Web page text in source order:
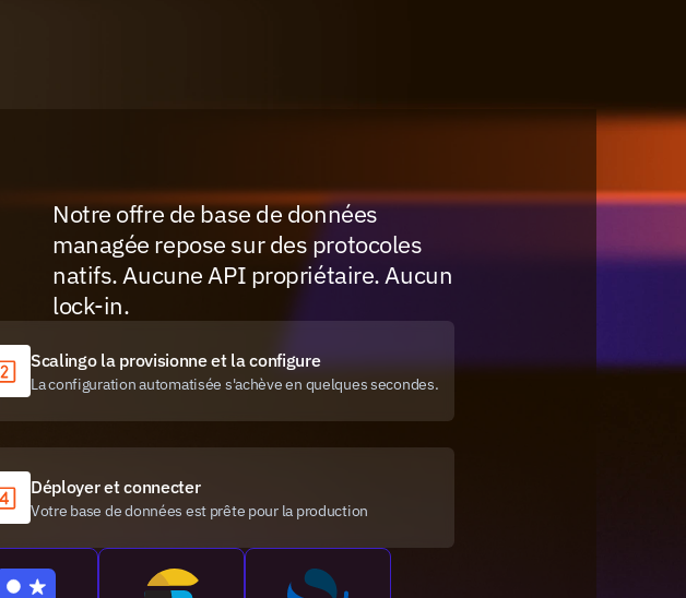
Notre offre de base de données
managée repose sur des protocoles
natifs. Aucune API propriétaire. Aucun
lock-in.
Scalingo la provisionne et la configure
La configuration automatisée s'achève en quelques secondes.
Déployer et connecter
Votre base de données est prête pour la production